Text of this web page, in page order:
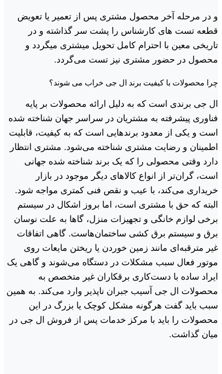
و در مرحله آخر محصول مشتری پس از تعمیر یا تعویض
قطعه تست های کارشناس را پشت سر گذاشته و در
تاریخی معین با احترام کامل تحویل میشتری میگردد و
محصول در حضور مشتری نیز تست می‌گردد.
چرا محصولات با کیفیت برند ال جی خراب می شوند؟
ال جی برندی است که به دلیل ارائه محصولات بر پایه
فناوری پیشرفته به مشتریان در سراسر جهان شناخته شده
است و یکی از معدود برندهایی است که به کیفیت، قابلیت
اطمینان و رضایت مشتری شناخته می‌شود. مشتری انتظار
دارد وقتی محصولی را که یک برند شناخته شده جهانی
است، گران‌تر از انواع کالاهای دیگر موجود در بازار
خریداری می‌کند، با عیب و نقص فنی کمتری مواجه شود.
البته که حق با مشتری است، اما بروز اشکال در سیستم
برخی لوازم خانگی و تجهیزات منزل، گاها به علت نوسان
برق و سیستم برق کشی ساختمان‌هاست. گاهی اتفاقات
غیر مترقبه‌ای مانند زمین خوردن یا ریختن مایعات روی
موتور فعال سبب مشکلات در دستگاه می‌شوند و گاهی یک
ایراد ساده با دست‌کاری برقکاران غیر متخصص به
محصولات ال جی آسیب جبران ناپذیر وارد می‌کند. به همین
سبب باید گفت هرگونه مشکل کوچک یا بزرگ در این
محصولات را باید با مرکز خدمات پس از فروش ال جی در
میان گذاشت.